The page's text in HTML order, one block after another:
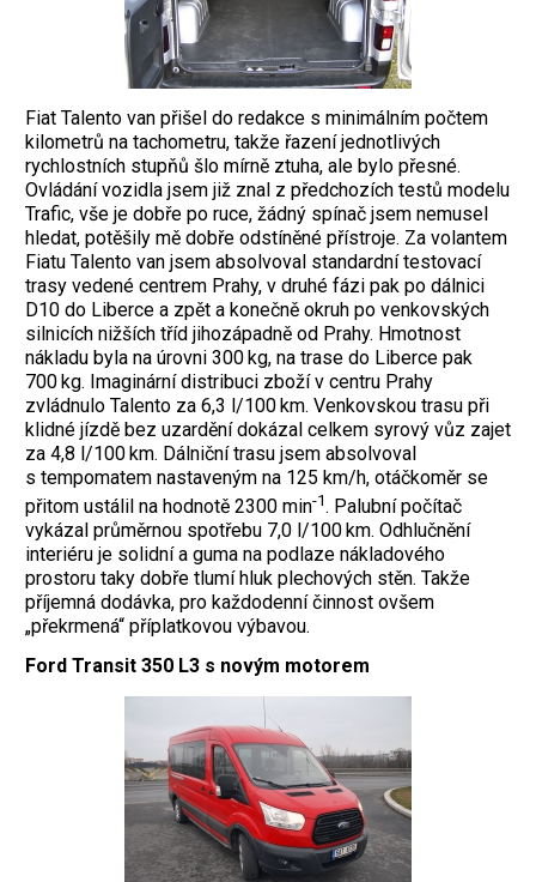
Fiat Talento van přišel do redakce s minimálním počtem
kilometrů na tachometru, takže řazení jednotlivých
rychlostních stupňů šlo mírně ztuha, ale bylo přesné.
Ovládání vozidla jsem již znal z předchozích testů modelu
Trafic, vše je dobře po ruce, žádný spínač jsem nemusel
hledat, potěšily mě dobře odstíněné přístroje. Za volantem
Fiatu Talento van jsem absolvoval standardní testovací
trasy vedené centrem Prahy, v druhé fázi pak po dálnici
D10 do Liberce a zpět a konečně okruh po venkovských
silnicích nižších tříd jihozápadně od Prahy. Hmotnost
nákladu byla na úrovni 300 kg, na trase do Liberce pak
700 kg. Imaginární distribuci zboží v centru Prahy
zvládnulo Talento za 6,3 l/100 km. Venkovskou trasu při
klidné jízdě bez uzardění dokázal celkem syrový vůz zajet
za 4,8 l/100 km. Dálniční trasu jsem absolvoval
s tempomatem nastaveným na 125 km/h, otáčkoměr se
přitom ustálil na hodnotě 2300 min-1. Palubní počítač
vykázal průměrnou spotřebu 7,0 l/100 km. Odhlučnění
interiéru je solidní a guma na podlaze nákladového
prostoru taky dobře tlumí hluk plechových stěn. Takže
příjemná dodávka, pro každodenní činnost ovšem
„překrmená“ příplatkovou výbavou.
Ford Transit 350 L3 s novým motorem